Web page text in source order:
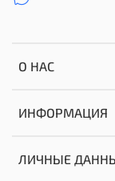
О НАС
ИНФОРМАЦИЯ
ЛИЧНЫЕ